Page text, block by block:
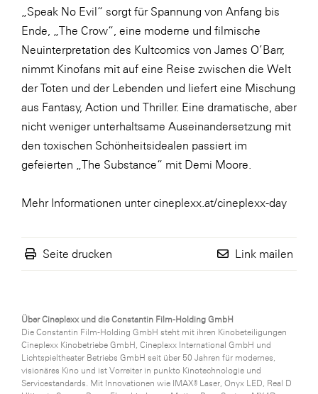
Verband Druck Medien Österreich
Wirtschaftskammer Salzburg
WKS Fachgruppe Fahrzeughandel und
Fahrzeugtechnik
WKS Fachgruppe Finanzdienstleister
WK UBIT
Zühlke
„Speak No Evil“ sorgt für Spannung von Anfang bis
Ende, „The Crow“, eine moderne und filmische
Neuinterpretation des Kultcomics von James O’Barr,
nimmt Kinofans mit auf eine Reise zwischen die Welt
der Toten und der Lebenden und liefert eine Mischung
aus Fantasy, Action und Thriller. Eine dramatische, aber
nicht weniger unterhaltsame Auseinandersetzung mit
den toxischen Schönheitsidealen passiert im
gefeierten „The Substance“ mit Demi Moore.
Mehr Informationen untercineplexx.at/cineplexx-day
Seite drucken Link mailen
Über Cineplexx und die Constantin Film-Holding GmbH
Die Constantin Film-Holding GmbH steht mit ihren Kinobeteiligungen
Cineplexx Kinobetriebe GmbH, Cineplexx International GmbH und
Lichtspieltheater Betriebs GmbH seit über 50 Jahren für modernes,
visionäres Kino und ist Vorreiter in punkto Kinotechnologie und
Servicestandards. Mit Innovationen wie IMAX® Laser, Onyx LED, Real D